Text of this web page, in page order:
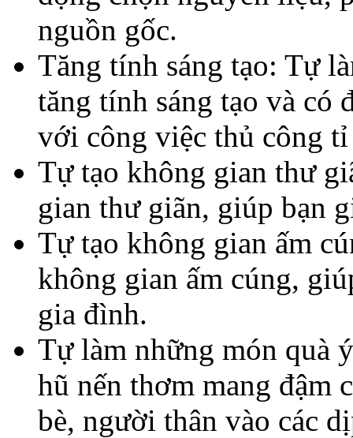
nguồn gốc.
Tăng tính sáng tạo: Tự
tăng tính sáng tạo và có
với công việc thủ công
Tự tạo không gian thư
gian thư giãn, giúp bạn
Tự tạo không gian ấm
không gian ấm cúng,
gia đình.
Tự làm những món quà
hũ nến thơm mang đậm
bè, người thân vào các